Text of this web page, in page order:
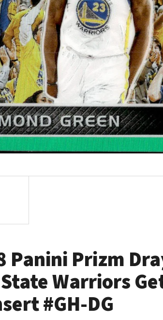
Panini Prizm
Warriors
#GH-DG
1 KS
POKÉMON TCG: ME05
BOOSTER BUNDLE
990 Kč